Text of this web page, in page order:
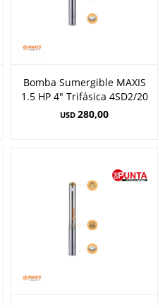
Bomba Sumergible MAXIS
1.5 HP 4" Trifásica 4SD2/20
USD 280,00